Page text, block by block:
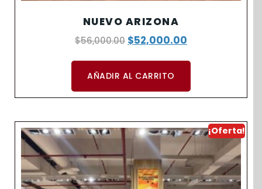
NUEVO ARIZONA
$56,000.00 $52,000.00
AÑADIR AL CARRITO
¡Oferta!